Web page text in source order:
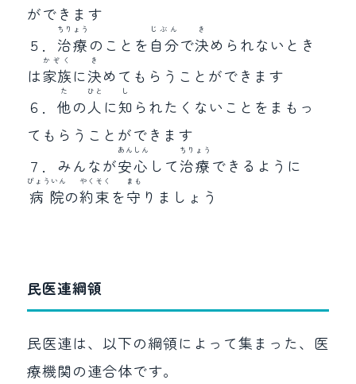
ができます
５． 治療
ちりょう
のことを 自分
じぶん
で決
き
められないとき
は家族
かぞく
に決
き
めてもらうことができます
６． 他
た
の 人
ひと
に知
し
られたくないことをまもっ
てもらうことができます
７．みんなが安心
あんしん
して治療
ちりょう
できるように
病院
びょういん
の約束
やくそく
を守
まも
りましょう
民医連綱領
民医連は、以下の綱領によって集まった、医
療機関の連合体です。